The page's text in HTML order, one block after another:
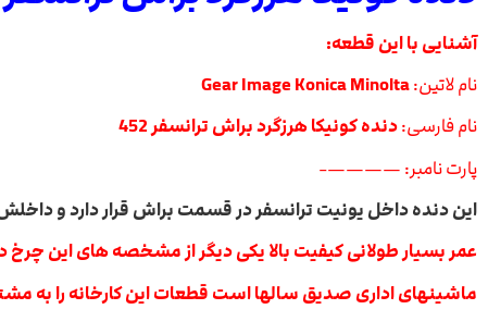
آشنایی با این قطعه:
نام لاتین:
نام فارسی:دنده کونیکا هرزگرد براش ترانسفر 452
پارت نامبر: ————-
این دنده داخل یونیت ترانسفر در قسمت براش قرار دارد و
عمر بسیار طولانی کیفیت بالا یکی دیگر از مشخصه های این چرخ
ماشینهای اداری صدیق سالها است قطعات این کارخانه را به